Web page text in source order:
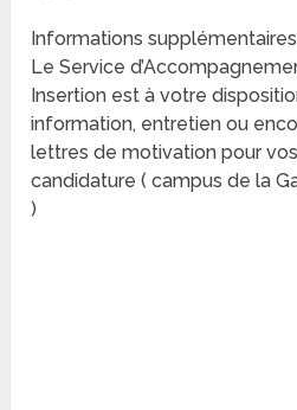
Informations
Le Service
Insertion est à votre
information, entretien ou
lettres de motivation pour
candidature ( campus de la
)